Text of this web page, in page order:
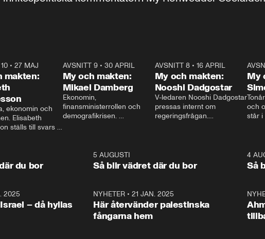
•27 MAJ
makten:
ekonomin och
Elisabeth
ställs till svars
AVSNITT 9• 30 APRIL
My och makten:
Mikael Damberg
Ekonomin,
finansministerrollen och
demografikrisen.
och Makten.
AVSNITT 8• 16 APRIL
My och makten:
Nooshi Dadgostar
V-ledaren Nooshi Dadgostar
pressas internt om
regeringsfrågan.
– Vi ställer upp i val. Ska vi
vara med så sitter vi förstås
My
och
står i
1:06
du bor
5 AUGUSTI
Så blir vädret där du bor
4
Så
2025
– då hyllas
NYHETER •21 JAN. 2025
Här återvänder palestinska
fångarna hem